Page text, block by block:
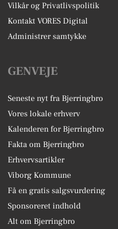
Vilkår og Privatlivspolitik
Kontakt VORES Digital
Administrer samtykke
GENVEJE
Seneste nyt fra Bjerringbro
Vores lokale erhverv
Kalenderen for Bjerringbro
Fakta om Bjerringbro
Erhvervsartikler
Viborg Kommune
Få en gratis salgsvurdering
Sponsoreret indhold
Alt om Bjerringbro